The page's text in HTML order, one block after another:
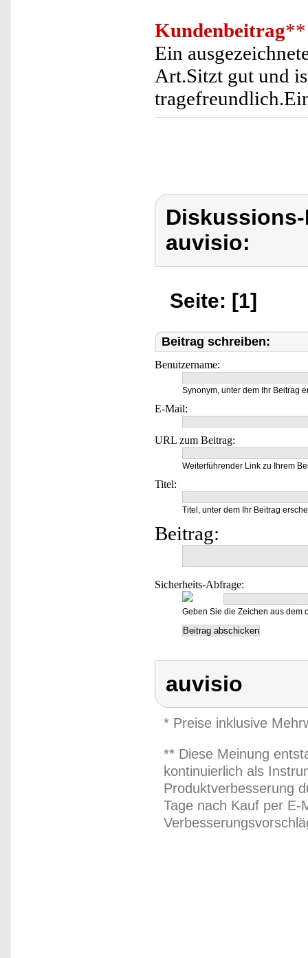
Kundenbeitrag**
Ein
Art.Sitzt gut und
auvisio:
Seite: [1]
Beitrag schreiben:
Benutzername:
Synonym, unter dem Ihr Beitrag
E-Mail:
URL zum Beitrag:
Weiterführender Link zu Ihrem
Titel:
Titel, unter dem Ihr Beitrag
Beitrag:
Sicherheits-Abfrage:
Geben Sie die Zeichen aus dem
auvisio
* Preise inklusive
** Diese Meinung
kontinuierlich als
Produktverbesserung
Tage nach Kauf per E-